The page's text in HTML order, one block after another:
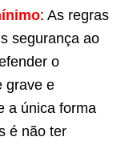
: As regras
segurança ao
o
grave e
a única forma
é não ter